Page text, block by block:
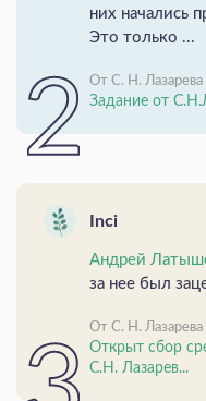
них начались
Это только ...
От С. Н. Лазарева
Задание от
Inci
Андрей
за нее был
От С. Н. Лазарева
Открыт сбор
С.Н. Лазарев...